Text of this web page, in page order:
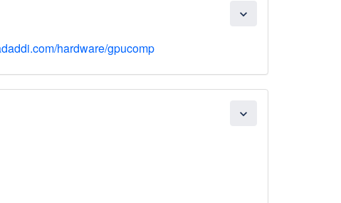
expand_more
hardware/gpucomp
expand_more